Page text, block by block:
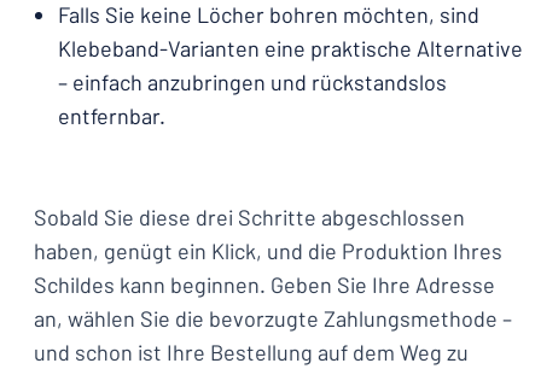
Falls Sie keine Löcher bohren möchten, sind
Klebeband-Varianten eine praktische Alternative
– einfach anzubringen und rückstandslos
entfernbar.
Sobald Sie diese drei Schritte abgeschlossen
haben, genügt ein Klick, und die Produktion Ihres
Schildes kann beginnen. Geben Sie Ihre Adresse
an, wählen Sie die bevorzugte Zahlungsmethode –
und schon ist Ihre Bestellung auf dem Weg zu